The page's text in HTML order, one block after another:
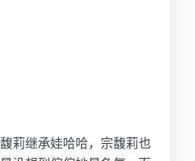
莉继承娃哈哈，宗馥莉也